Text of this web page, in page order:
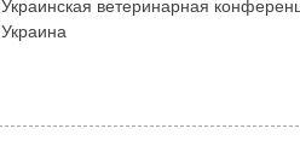
Украинская ветеринарная
Украина